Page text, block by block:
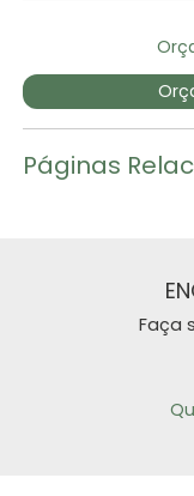
Páginas
Faça